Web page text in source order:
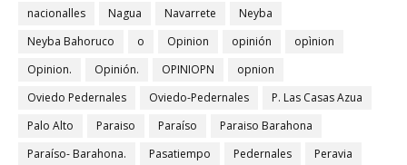
nacionalles
Nagua Navarrete
Neyba
Neyba Bahoruco
o Opinion opinión
opìnion
Opinion.
Opinión. OPINIOPN
opnion
Oviedo Pedernales
Oviedo-Pedernales
P. Las Casas Azua
Palo Alto
Paraiso Paraíso
Paraiso Barahona
Paraíso- Barahona.
Pasatiempo Pedernales
Peravia